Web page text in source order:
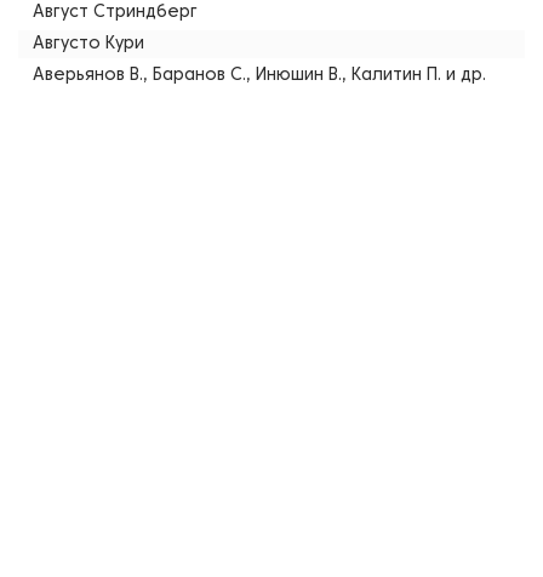
Август Стриндберг
Августо Кури
Аверьянов В., Баранов С., Инюшин В., Калитин П. и др.